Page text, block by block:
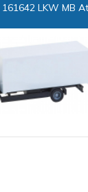
161642 LKW MB